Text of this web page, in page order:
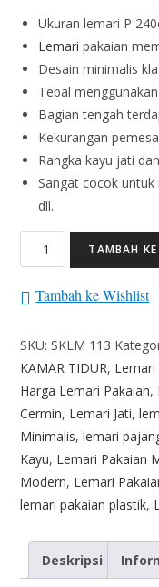
Ukuran lemari P
Lemari pakaian
Desain minimalis
Tebal
Bagian tengah
Kekurangan
Rangka kayu jati
Sangat cocok
dll.
TAMBAH
Tambah ke Wishlist
SKU:SKLM 113
KAMAR TIDUR, Lemari
Harga Lemari Pakaian,
Cermin, Lemari Jati,
Minimalis,lemari
Kayu, Lemari Pakaian
Modern, Lemari
lemari pakaian plastik,
Deskripsi